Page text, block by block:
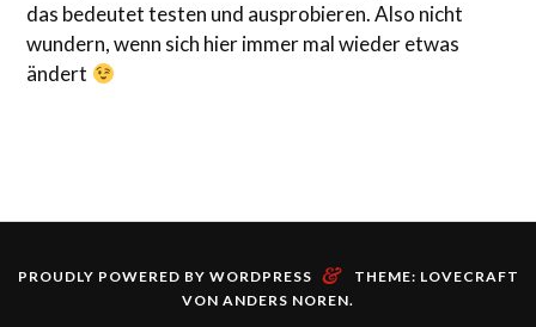
das bedeutet testen und ausprobieren. Also nicht
wundern, wenn sich hier immer mal wieder etwas
ändert
PROUDLY POWERED BY WORDPRESS &
THEME: LOVECRAFT
VON ANDERS NOREN.